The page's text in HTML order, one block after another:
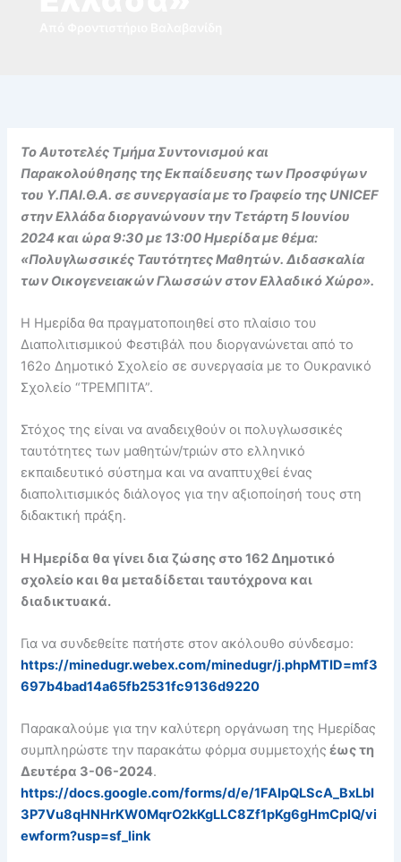
Το Αυτοτελές Τμήμα Συντονισμού και
Παρακολούθησης της Εκπαίδευσης των Προσφύγων
του Υ.ΠΑΙ.Θ.Α. σε συνεργασία με το Γραφείο της UNICEF
στην Ελλάδα διοργανώνουν την Τετάρτη 5 Ιουνίου
2024 και ώρα 9:30 με 13:00 Ημερίδα με θέμα:
«Πολυγλωσσικές Ταυτότητες Μαθητών. Διδασκαλία
των Οικογενειακών Γλωσσών στον Ελλαδικό Χώρο».
Η Ημερίδα θα πραγματοποιηθεί στο πλαίσιο του
Διαπολιτισμικού Φεστιβάλ που διοργανώνεται από το
162ο Δημοτικό Σχολείο σε συνεργασία με το Ουκρανικό
Σχολείο “ΤΡΕΜΠΙΤΑ”.
Στόχος της είναι να αναδειχθούν οι πολυγλωσσικές
ταυτότητες των μαθητών/τριών στο ελληνικό
εκπαιδευτικό σύστημα και να αναπτυχθεί ένας
διαπολιτισμικός διάλογος για την αξιοποίησή τους στη
διδακτική πράξη.
Η Ημερίδα θα γίνει δια ζώσης στο 162 Δημοτικό
σχολείο και θα μεταδίδεται ταυτόχρονα και
διαδικτυακά.
Για να συνδεθείτε πατήστε στον ακόλουθο σύνδεσμο:
https://minedugr.webex.com/minedugr/j.phpMTID=mf3
697b4bad14a65fb2531fc9136d9220
Παρακαλούμε για την καλύτερη οργάνωση της Ημερίδας
συμπληρώστε την παρακάτω φόρμα συμμετοχής έως τη
Δευτέρα 3-06-2024.
https://docs.google.com/forms/d/e/1FAIpQLScA_BxLbI
3P7Vu8qHNHrKW0MqrO2kKgLLC8Zf1pKg6gHmCplQ/vi
ewform?usp=sf_link